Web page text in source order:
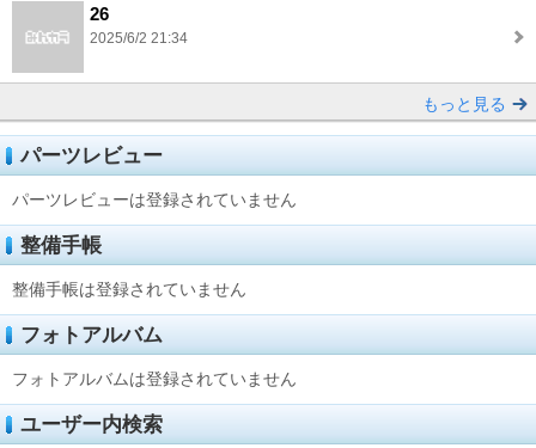
26
2025/6/2 21:34
もっと見る
パーツレビュー
パーツレビューは登録されていません
整備手帳
整備手帳は登録されていません
フォトアルバム
フォトアルバムは登録されていません
ユーザー内検索